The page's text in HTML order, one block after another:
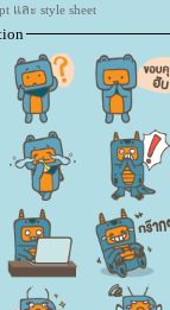
และ style sheet